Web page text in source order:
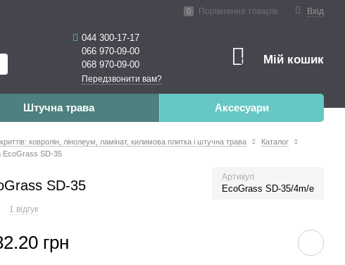
Вхід
0 Порівняння товарів
044 300-17-17
066 970-09-00
068 970-09-00
Передзвонити вам?
0 Мій кошик
Штучна трава Аксесуари
ковролін, лінолеум, ламінат, килимова плитка і штучна трава
Каталог
EcoGrass SD-35
SD-35
Артикул
EcoGrass SD-35/4m/e
1 відгук
грн